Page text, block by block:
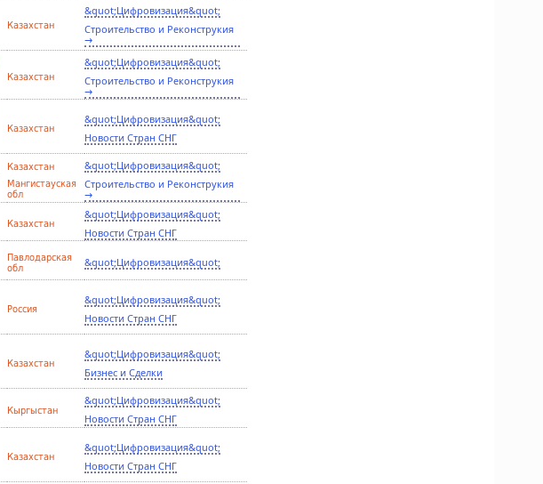
Казахстан
&quot;Цифровизация&quot;
Строительство и Реконструкия
→
Казахстан
&quot;Цифровизация&quot;
Строительство и Реконструкия
→
Казахстан
&quot;Цифровизация&quot;
Новости Стран СНГ
Казахстан
Мангистауская
обл
&quot;Цифровизация&quot;
Строительство и Реконструкия
→
Казахстан
&quot;Цифровизация&quot;
Новости Стран СНГ
Павлодарская
обл
&quot;Цифровизация&quot;
Россия
&quot;Цифровизация&quot;
Новости Стран СНГ
Казахстан
&quot;Цифровизация&quot;
Бизнес и Сделки
Кыргыстан
&quot;Цифровизация&quot;
Новости Стран СНГ
Казахстан
&quot;Цифровизация&quot;
Новости Стран СНГ